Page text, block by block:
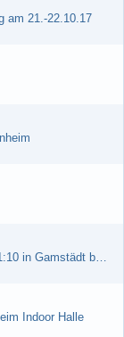
am 21.-22.10.17
Sportkreismeisterschaft Elektro Offroad ORE 1:10 in Gamstädt bei Erfurt, Outdoor mit Indoor Ausweichmöglichkeit!!!
Indoor Halle